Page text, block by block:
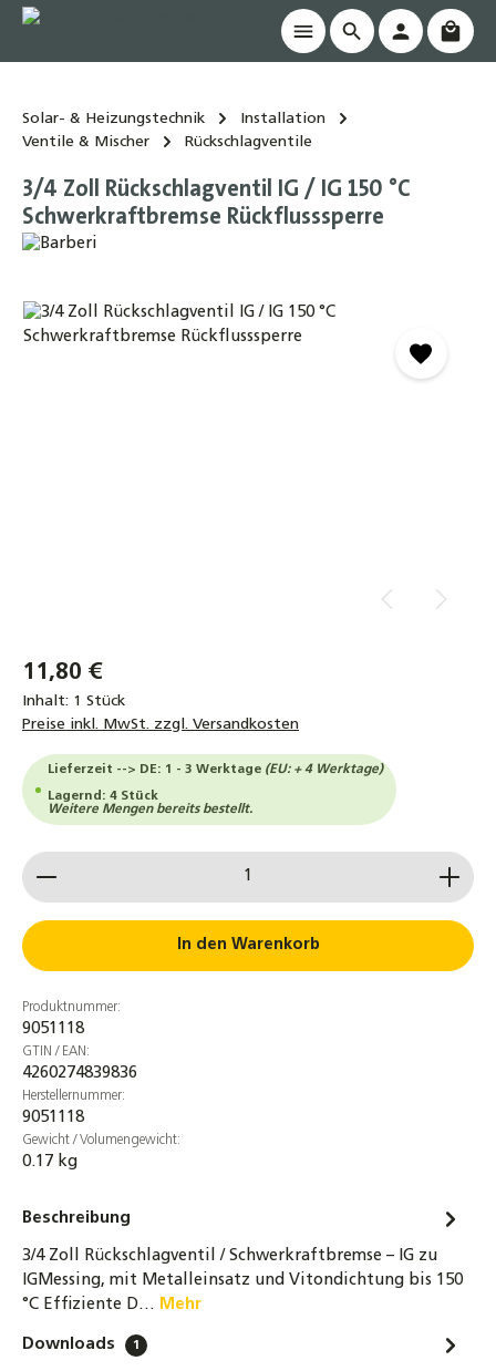
springen
Solar- & Heizungstechnik
Installation
Ventile & Mischer
Rückschlagventile
3/4 Zoll Rückschlagventil IG / IG 150 °C
Schwerkraftbremse Rückflusssperre
Bildergalerie überspringen
11,80 €
Inhalt: 1 Stück
Preise inkl. MwSt. zzgl. Versandkosten
Lieferzeit --> DE: 1 - 3 Werktage (EU: + 4 Werktage)
Lagernd: 4 Stück
Weitere Mengen bereits bestellt.
Produkt Anzahl: Gib den gewünschten Wert ein
In den Warenkorb
Produktnummer:
9051118
GTIN / EAN:
4260274839836
Herstellernummer:
9051118
Gewicht / Volumengewicht:
0.17 kg
Beschreibung
3/4 Zoll Rückschlagventil / Schwerkraftbremse – IG zu
IGMessing, mit Metalleinsatz und Vitondichtung bis 150
°C Effiziente D… Mehr
Downloads 1